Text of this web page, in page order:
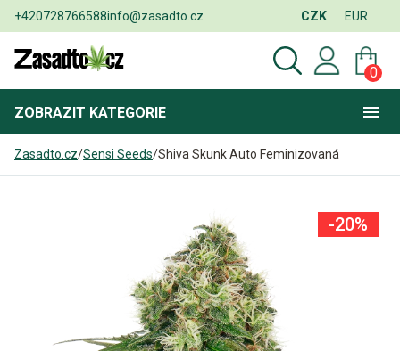
+420728766588info@zasadto.cz CZK EUR
0
ZOBRAZIT KATEGORIE
Zasadto.cz/Sensi Seeds/Shiva Skunk Auto Feminizovaná
-20%